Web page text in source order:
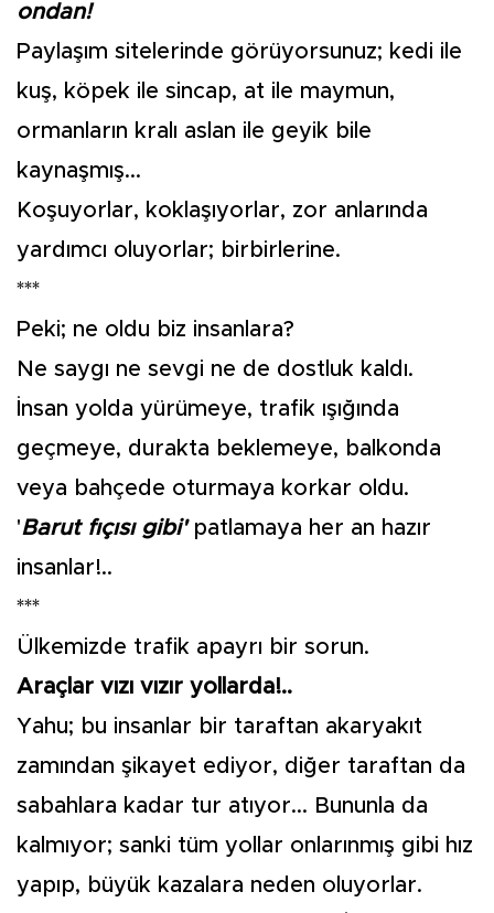
ondan!
Paylaşım sitelerinde görüyorsunuz; kedi ile
kuş, köpek ile sincap, at ile maymun,
ormanların kralı aslan ile geyik bile
kaynaşmış...
Koşuyorlar, koklaşıyorlar, zor anlarında
yardımcı oluyorlar; birbirlerine.
***
Peki; ne oldu biz insanlara?
Ne saygı ne sevgi ne de dostluk kaldı.
İnsan yolda yürümeye, trafik ışığında
geçmeye, durakta beklemeye, balkonda
veya bahçede oturmaya korkar oldu.
'Barut fıçısı gibi' patlamaya her an hazır
insanlar!..
***
Ülkemizde trafik apayrı bir sorun.
Araçlar vızı vızır yollarda!..
Yahu; bu insanlar bir taraftan akaryakıt
zamından şikayet ediyor, diğer taraftan da
sabahlara kadar tur atıyor... Bununla da
kalmıyor; sanki tüm yollar onlarınmış gibi hız
yapıp, büyük kazalara neden oluyorlar.